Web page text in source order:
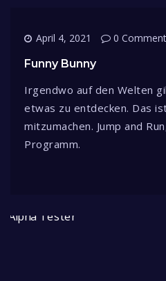
April 4, 2021
0
Funny Bunny
Irgendwo auf den Welten
etwas zu entdecken. Das
mitzumachen. Jump and
Programm.